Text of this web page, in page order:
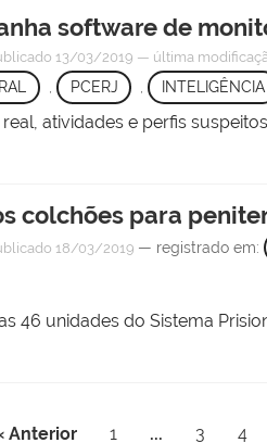
software de
13/03/2019 — última
, PCERJ , INTELIGÊNCIA
atividades e perfis
colchões para
18/03/2019 — registrado em:
46 unidades do Sistema
Anterior 1 ... 3 4